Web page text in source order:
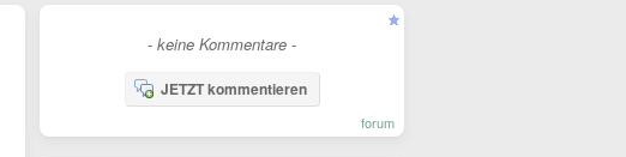
- keine Kommentare -
JETZT kommentieren
forum